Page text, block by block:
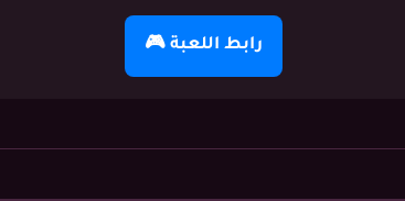
رابط اللعبة 🎮